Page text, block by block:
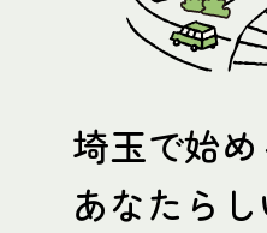
埼玉で始め
あなたら